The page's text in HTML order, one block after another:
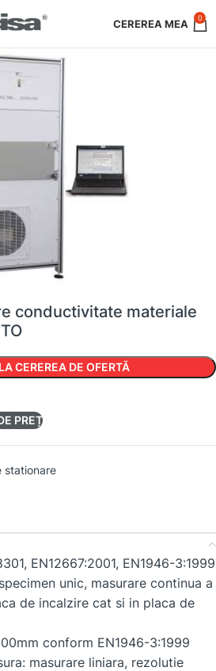
0
mări
conductivitate materiale
CEREREA DE OFERTĂ
PREȚ
stationare
EN12667:2001, EN1946-3:1999
unic, masurare continua a
de incalzire cat si in placa de
conform EN1946-3:1999
masurare liniara, rezolutie